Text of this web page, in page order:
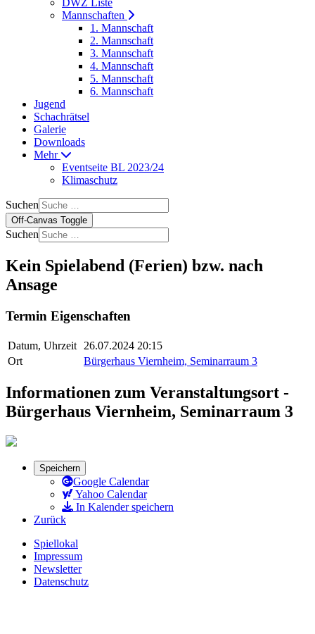
DWZ Liste
Mannschaften
1. Mannschaft
2. Mannschaft
3. Mannschaft
4. Mannschaft
5. Mannschaft
6. Mannschaft
Jugend
Schachrätsel
Galerie
Downloads
Mehr
Eventseite BL 2023/24
Klimaschutz
Suchen
Off-Canvas Toggle
Suchen
Kein Spielabend (Ferien) bzw. nach
Ansage
Termin Eigenschaften
Datum, Uhrzeit
26.07.2024 20:15
Ort
Bürgerhaus Viernheim, Seminarraum 3
Informationen zum Veranstaltungsort -
Bürgerhaus Viernheim, Seminarraum 3
Speichern
Google Calendar
Yahoo Calendar
In Kalender speichern
Zurück
Spiellokal
Impressum
Newsletter
Datenschutz